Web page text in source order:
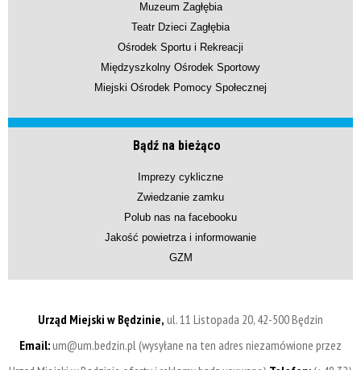
Muzeum Zagłębia
Teatr Dzieci Zagłębia
Ośrodek Sportu i Rekreacji
Międzyszkolny Ośrodek Sportowy
Miejski Ośrodek Pomocy Społecznej
Bądź na bieżąco
Imprezy cykliczne
Zwiedzanie zamku
Polub nas na facebooku
Jakość powietrza i informowanie
GZM
Urząd Miejski w Będzinie, ul. 11 Listopada 20, 42-500 Będzin
Email:um@um.bedzin.pl (wysyłane na ten adres niezamówione przez